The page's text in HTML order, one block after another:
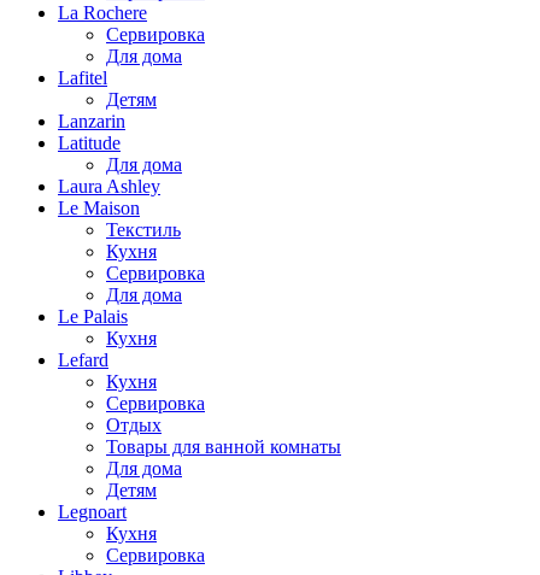
La Rochere
Сервировка
Для дома
Lafitel
Детям
Lanzarin
Latitude
Для дома
Laura Ashley
Le Maison
Текстиль
Кухня
Сервировка
Для дома
Le Palais
Кухня
Lefard
Кухня
Сервировка
Отдых
Товары для ванной комнаты
Для дома
Детям
Legnoart
Кухня
Сервировка